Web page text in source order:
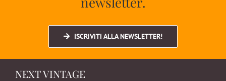
ISCRIVITI ALLA NEWSLETTER!
NEXT VINTAGE